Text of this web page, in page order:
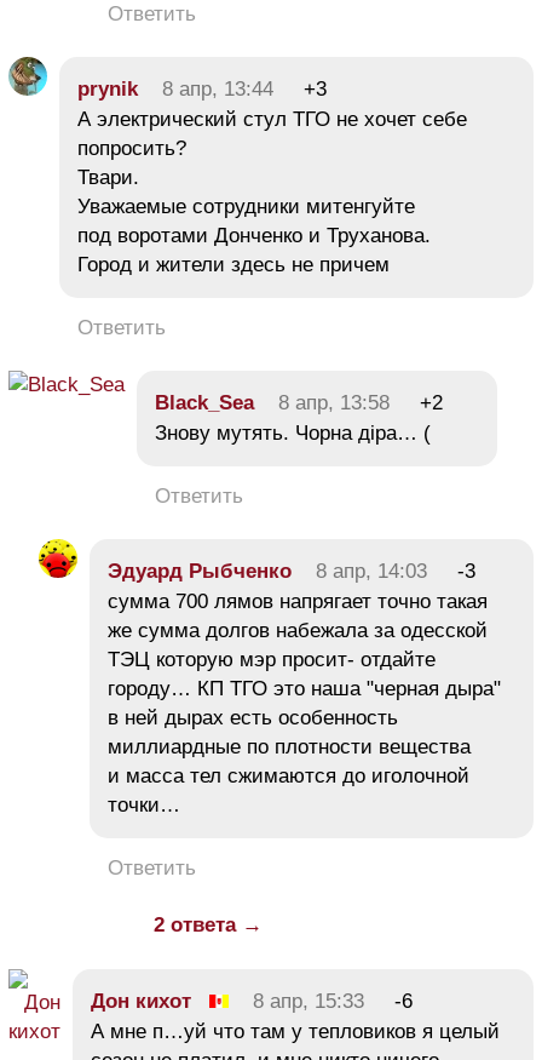
Ответить
prynik 8 апр, 13:44
+3
А электрический стул ТГО не хочет себе
попросить?
Твари.
Уважаемые сотрудники митенгуйте
под воротами Донченко и Труханова.
Город и жители здесь не причем
Ответить
Black_Sea 8 апр, 13:58
+2
Знову мутять. Чорна діра… (
Ответить
Эдуард Рыбченко 8 апр, 14:03
-3
сумма 700 лямов напрягает точно такая
же сумма долгов набежала за одесской
ТЭЦ которую мэр просит- отдайте
городу… КП ТГО это наша "черная дыра"
в ней дырах есть особенность
миллиардные по плотности вещества
и масса тел сжимаются до иголочной
точки…
Ответить
2 ответа →
Дон кихот 8 апр, 15:33
-6
А мне п…уй что там у тепловиков я целый